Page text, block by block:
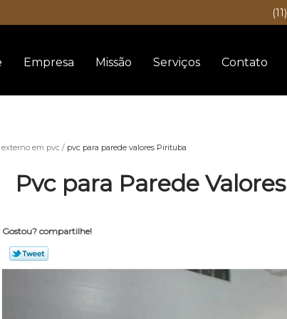
Empresa Missão Serviços Contato
em pvc pvc para parede valores Pirituba
Pvc para Parede
Gostou? compartilhe!